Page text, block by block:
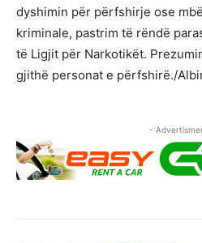
dyshimin për përfshirje ose
kriminale, pastrim të rëndë
të Ligjit për Narkotikët.
gjithë personat e përfshirë./
-